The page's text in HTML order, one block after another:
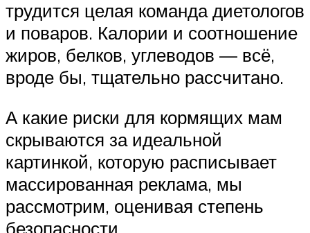
трудится целая команда диетологов
и поваров. Калории и соотношение
жиров, белков, углеводов — всё,
вроде бы, тщательно рассчитано.
А какие риски для кормящих мам
скрываются за идеальной
картинкой, которую расписывает
массированная реклама, мы
рассмотрим, оценивая степень
безопасности.